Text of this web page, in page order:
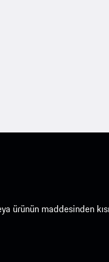
ürünün maddesinden